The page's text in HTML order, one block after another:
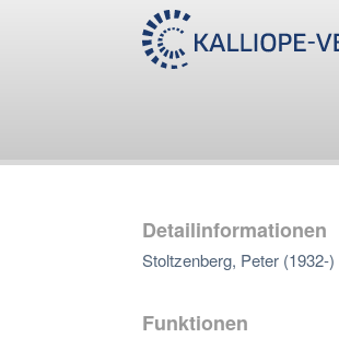
Detailinformationen
Stoltzenberg, Peter (1932-)
Funktionen